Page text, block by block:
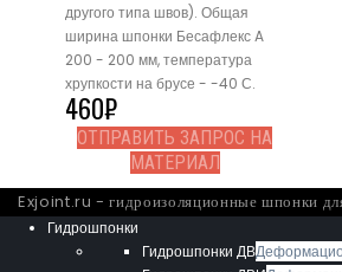
другого типа швов). Общая
ширина шпонки Бесафлекс A
200 - 200 мм, температура
хрупкости на брусе - -40 С.
460₽
ОТПРАВИТЬ ЗАПРОС НА
МАТЕРИАЛ
Exjoint.ru - гидроизоляционные шпонки
Гидрошпонки
Гидрошпонки ДВ